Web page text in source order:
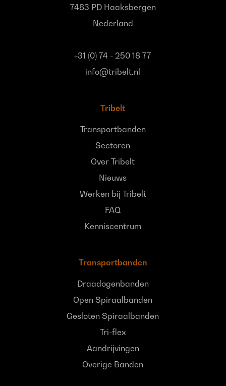
7483 PD Haaksbergen
Nederland
+31 (0) 74 - 250 18 77
info@tribelt.nl
Tribelt
Transportbanden
Sectoren
Over Tribelt
Nieuws
Werken bij Tribelt
FAQ
Kenniscentrum
Transportbanden
Draadogenbanden
Open Spiraalbanden
Gesloten Spiraalbanden
Tri-flex
Aandrijvingen
Overige Banden